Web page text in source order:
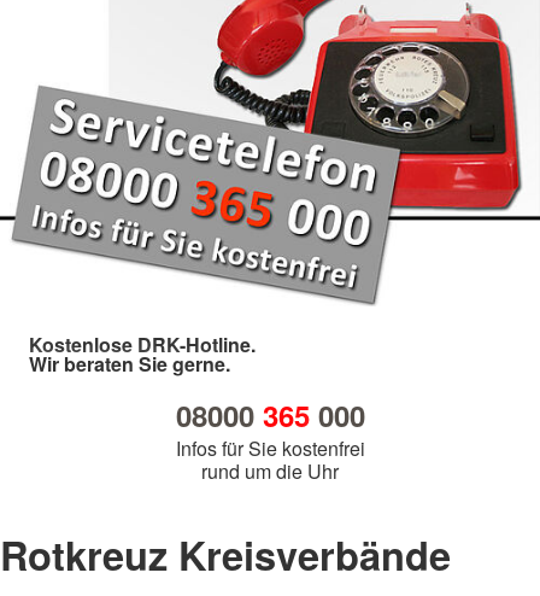
Kostenlose DRK-Hotline.
Wir beraten Sie gerne.
08000 365000
Infos für Sie kostenfrei
rund um die Uhr
Rotkreuz Kreisverbände